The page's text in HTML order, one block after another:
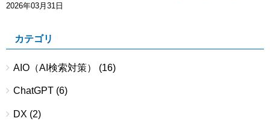
2026年03月31日
カテゴリ
AIO（AI検索対策） (16)
ChatGPT (6)
DX (2)